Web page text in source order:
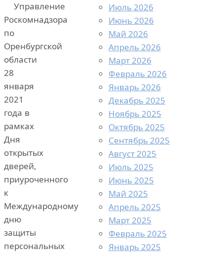
Управление
Роскомнадзора
по
Оренбургской
области
28
января
2021
года в
рамках
Дня
открытых
дверей,
приуроченного
к
Международному
дню
защиты
персональных
Июль 2026
Июнь 2026
Май 2026
Апрель 2026
Март 2026
Февраль 2026
Январь 2026
Декабрь 2025
Ноябрь 2025
Октябрь 2025
Сентябрь 2025
Август 2025
Июль 2025
Июнь 2025
Май 2025
Апрель 2025
Март 2025
Февраль 2025
Январь 2025